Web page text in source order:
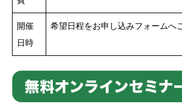
開催
日時
希望日程をお申し込みフォームへ